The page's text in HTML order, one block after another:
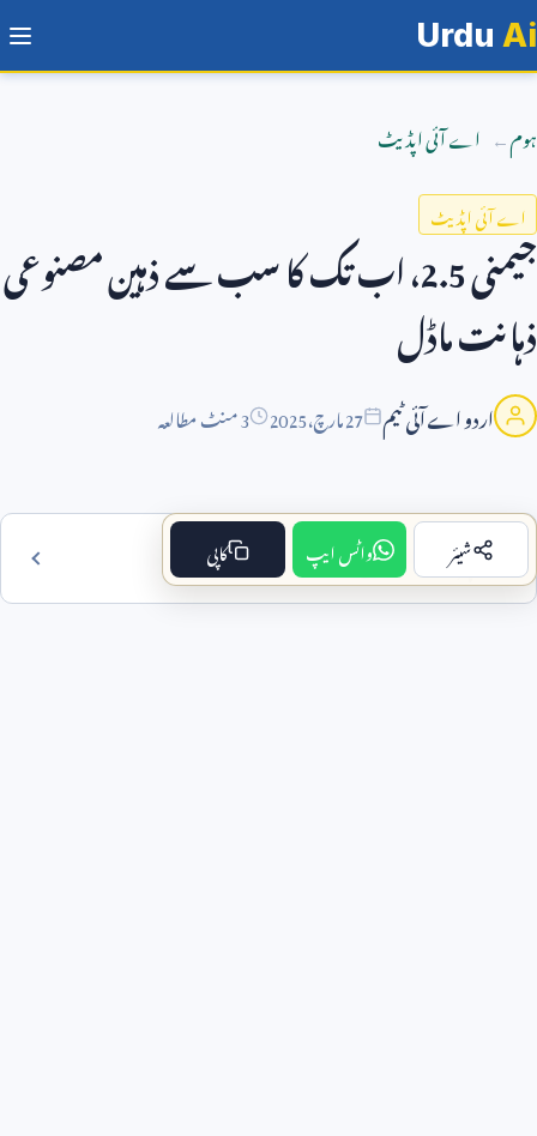
Urdu Ai
ہوم اے آئی اپڈیٹ
اے آئی اپڈیٹ
جیمنی2.5، اب تک کا سب سے ذہین مصنوعی
ذہانت ماڈل
اردو اے آئی ٹیم 27مارچ،2025 3 منٹ مطالعہ
فہرست مضمون
شیئر واٹس ایپ کاپی